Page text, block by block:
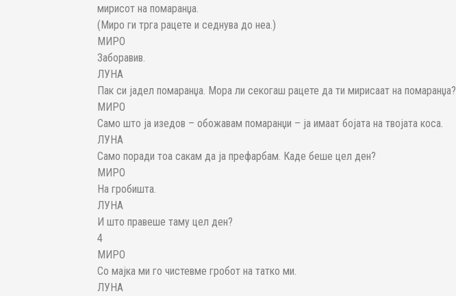
мирисот на помаранџа.
(Миро ги трга рацете и седнува до неа.)
МИРО
Заборавив.
ЛУНА
Пак си јадел помаранџа. Мора ли секогаш рацете да ти мирисаат на помаранџа?
МИРО
Само што ја изедов – обожавам помаранџи – ја имаат бојата на твојата коса.
ЛУНА
Само поради тоа сакам да ја префарбам. Каде беше цел ден?
МИРО
На гробишта.
ЛУНА
И што правеше таму цел ден?
4
МИРО
Со мајка ми го чистевме гробот на татко ми.
ЛУНА